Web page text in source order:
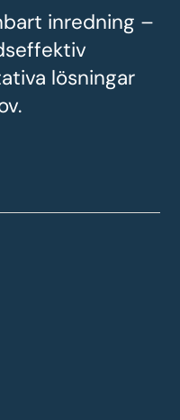
inredning –
lösningar